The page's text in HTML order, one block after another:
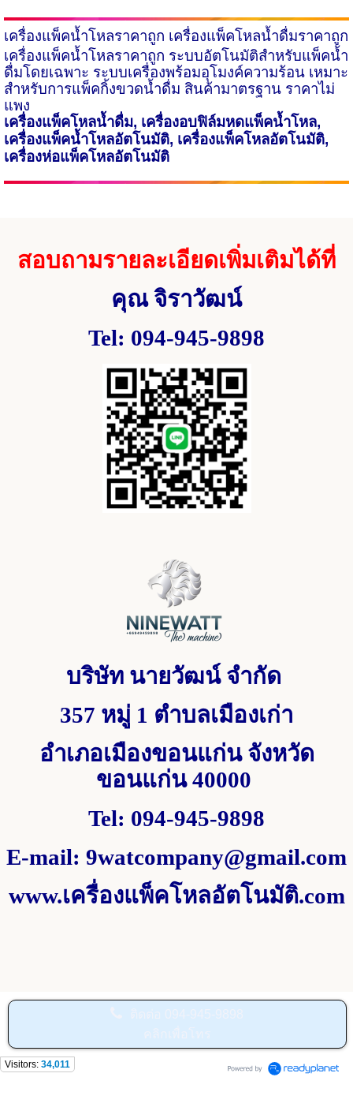
เครื่องแพ็คน้ำโหลราคาถูก เครื่องแพ็คโหลน้ำดื่มราคาถูก
เครื่องแพ็คน้ำโหลราคาถูก ระบบอัตโนมัติสำหรับแพ็คน้ำ
ดื่มโดยเฉพาะ ระบบเครื่องพร้อมอุโมงค์ความร้อน เหมาะ
สำหรับการแพ็คกิ้งขวดน้ำดื่ม สินค้ามาตรฐาน ราคาไม่
แพง
เครื่องแพ็คโหลน้ำดื่ม, เครื่องอบฟิล์มหดแพ็คน้ำโหล,
เครื่องแพ็คน้ำโหลอัตโนมัติ, เครื่องแพ็คโหลอัตโนมัติ,
เครื่องห่อแพ็คโหลอัตโนมัติ
สอบถามรายละเอียดเพิ่มเติมได้ที่
คุณ จิราวัฒน์
Tel: 094-945-9898
บริษัท นายวัฒน์ จำกัด
357 หมู่ 1 ตำบลเมืองเก่า
อำเภอเมืองขอนแก่น จังหวัด
ขอนแก่น40000
Tel: 094-945-9898
E-mail: 9watcompany@gmail.com
www.เครื่องแพ็คโหลอัตโนมัติ.com
Visitors: 34,011